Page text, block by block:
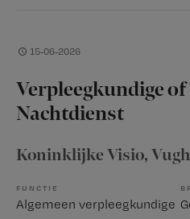
15-06-2026
Verpleegkundige
Nachtdienst
Koninklijke Visio,
FUNCTIE
Algemeen verpleegkundige